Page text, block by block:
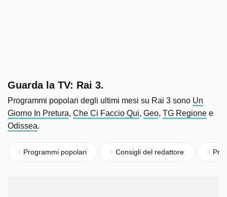
Guarda la TV: Rai 3.
Programmi popolari degli ultimi mesi su Rai 3 sono Un
Giorno In Pretura, Che Ci Faccio Qui, Geo, TG Regione e
Odissea.
Programmi popolari Consigli del redattore